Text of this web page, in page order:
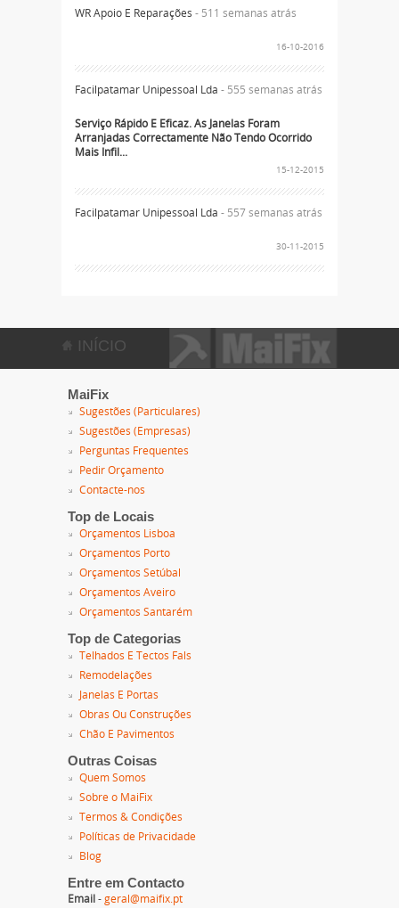
WR Apoio E Reparações - 511 semanas atrás
16-10-2016
Facilpatamar Unipessoal Lda - 555 semanas atrás
Serviço Rápido E Eficaz. As Janelas Foram
Arranjadas Correctamente Não Tendo Ocorrido
Mais Infil...
15-12-2015
Facilpatamar Unipessoal Lda - 557 semanas atrás
30-11-2015
INÍCIO
MaiFix
Sugestões (Particulares)
Sugestões (Empresas)
Perguntas Frequentes
Pedir Orçamento
Contacte-nos
Top de Locais
Orçamentos Lisboa
Orçamentos Porto
Orçamentos Setúbal
Orçamentos Aveiro
Orçamentos Santarém
Top de Categorias
Telhados E Tectos Fals
Remodelações
Janelas E Portas
Obras Ou Construções
Chão E Pavimentos
Outras Coisas
Quem Somos
Sobre o MaiFix
Termos & Condições
Políticas de Privacidade
Blog
Entre em Contacto
Email - geral@maifix.pt